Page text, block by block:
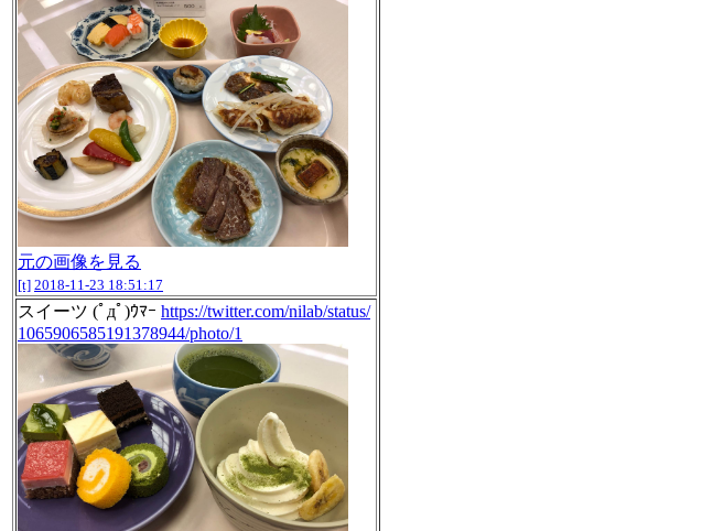
元の画像を見る
[t] 2018-11-23 18:51:17
スイーツ (ﾟдﾟ)ｳﾏｰ https://twitter.com/nilab/status/
1065906585191378944/photo/1